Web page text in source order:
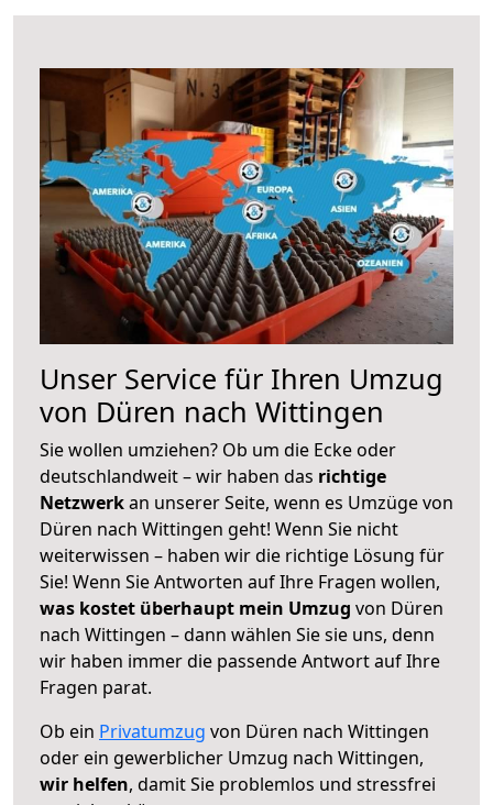
Unser Service für Ihren Umzug
von Düren nach Wittingen
Sie wollen umziehen? Ob um die Ecke oder
deutschlandweit – wir haben das richtige
Netzwerkan unserer Seite, wenn es Umzüge von
Düren nach Wittingen geht! Wenn Sie nicht
weiterwissen – haben wir die richtige Lösung für
Sie! Wenn Sie Antworten auf Ihre Fragen wollen,
was kostet überhaupt mein Umzug von Düren
nach Wittingen – dann wählen Sie sie uns, denn
wir haben immer die passende Antwort auf Ihre
Fragen parat.
Ob ein Privatumzug von Düren nach Wittingen
oder ein gewerblicher Umzug nach Wittingen,
wir helfen, damit Sie problemlos und stressfrei